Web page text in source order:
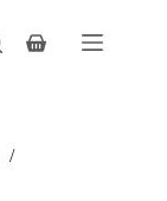
Panier
/